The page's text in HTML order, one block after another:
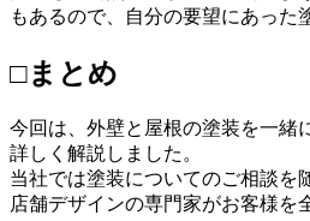
もあるので、自分の要望にあった
□まとめ
今回は、外壁と屋根の塗装を一緒
詳しく解説しました。
当社では塗装についてのご相談を
店舗デザインの専門家がお客様を